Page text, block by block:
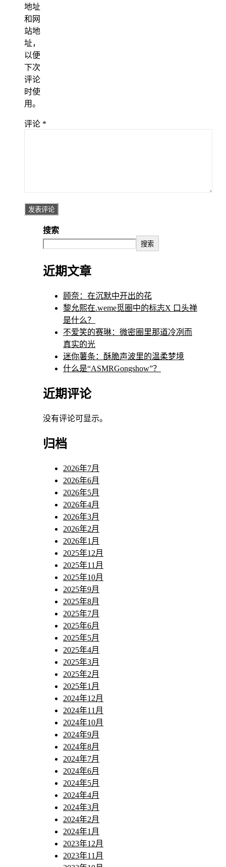
地址
和网
站地
址，
以便
下次
评论
时使
用。
评论 *
搜索
搜索
近期文章
顾奈：在沉默中开出的花
黎允熙在.weme觅圈中的标志X 口头禅
是什么？
不爱笑的赛琳：微密圈里那道冷冽而
真实的光
迷你薯条：酥脆声波里的温柔梦境
什么是“ASMRGongshow”？
近期评论
没有评论可显示。
归档
2026年7月
2026年6月
2026年5月
2026年4月
2026年3月
2026年2月
2026年1月
2025年12月
2025年11月
2025年10月
2025年9月
2025年8月
2025年7月
2025年6月
2025年5月
2025年4月
2025年3月
2025年2月
2025年1月
2024年12月
2024年11月
2024年10月
2024年9月
2024年8月
2024年7月
2024年6月
2024年5月
2024年4月
2024年3月
2024年2月
2024年1月
2023年12月
2023年11月